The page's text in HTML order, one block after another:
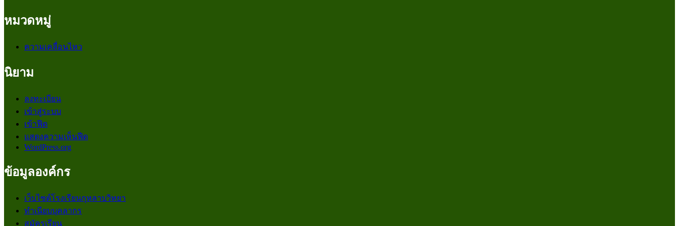
หมวดหมู่
ความเคลื่อนไหว
นิยาม
ลงทะเบียน
เข้าสู่ระบบ
เข้าฟีด
แสดงความเห็นฟีด
WordPress.org
ข้อมูลองค์กร
เว็บไซต์โรงเรียนกุหลาบวิทยา
ทำเนียบบุคลากร
สมัครเรียน